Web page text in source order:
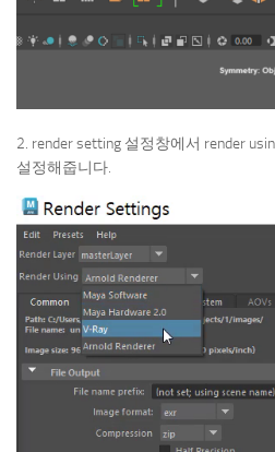
2. render setting 설정창에서 render
설정해줍니다.